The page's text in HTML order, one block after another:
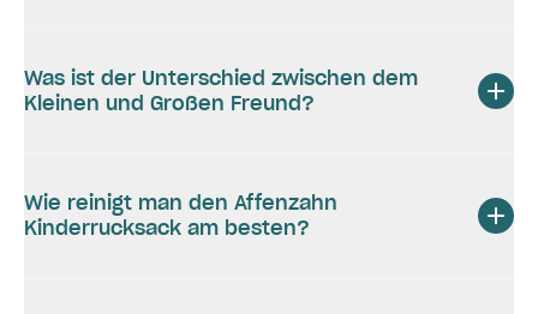
Was ist der Unterschied zwischen dem
Kleinen und Großen Freund?
Wie reinigt man den Affenzahn
Kinderrucksack am besten?